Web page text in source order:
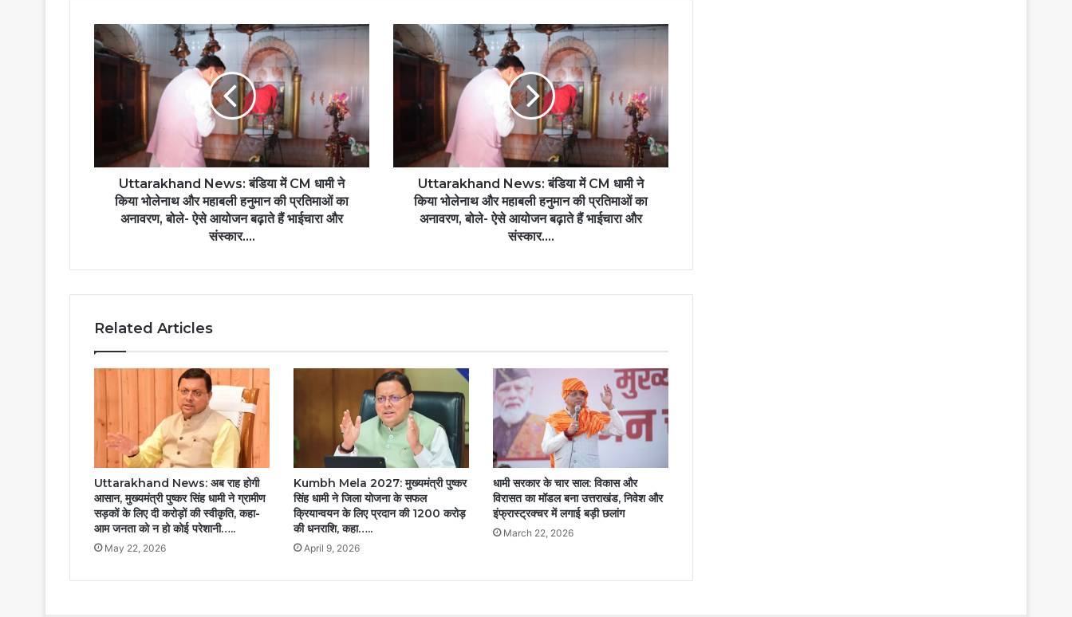
Uttarakhand News: बंडिया में CM धामी ने
किया भोलेनाथ और महाबली हनुमान की प्रतिमाओं का
अनावरण, बोले- ऐसे आयोजन बढ़ाते हैं भाईचारा और
संस्कार….
Uttarakhand News: बंडिया में CM धामी ने
किया भोलेनाथ और महाबली हनुमान की प्रतिमाओं का
अनावरण, बोले- ऐसे आयोजन बढ़ाते हैं भाईचारा और
संस्कार….
Related Articles
Uttarakhand News: अब राह होगी
आसान, मुख्यमंत्री पुष्कर सिंह धामी ने ग्रामीण
सड़कों के लिए दी करोड़ों की स्वीकृति, कहा-
आम जनता को न हो कोई परेशानी…..
May 22, 2026
Kumbh Mela 2027: मुख्यमंत्री पुष्कर
सिंह धामी ने जिला योजना के सफल
क्रियान्वयन के लिए प्रदान की 1200 करोड़
की धनराशि, कहा…..
April 9, 2026
धामी सरकार के चार साल: विकास और
विरासत का मॉडल बना उत्तराखंड, निवेश और
इंफ्रास्ट्रक्चर में लगाई बड़ी छलांग
March 22, 2026